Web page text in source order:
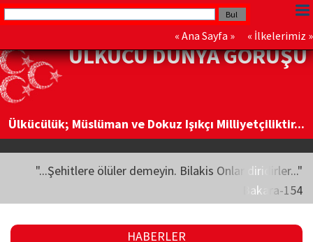
« Ana Sayfa » « İlkelerimiz »
ÜLKÜCÜ DÜNYA GÖRÜŞÜ
Ülkücülük; Müslüman ve Dokuz Işıkçı Milliyetçiliktir...
"...Şehitlere ölüler demeyin. Bilakis Onlar diridirler..."
Bakara-154
HABERLER